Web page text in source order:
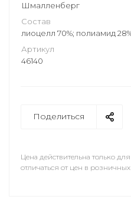
Шмалленберг
Состав
лиоцелл 70%; полиамид
Артикул
46140
Поделиться
Цена действительна только
отличаться от цен в